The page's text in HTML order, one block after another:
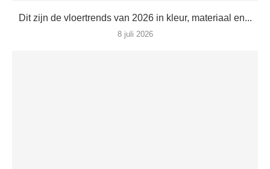
Dit zijn de vloertrends van 2026 in kleur, materiaal en...
8 juli 2026